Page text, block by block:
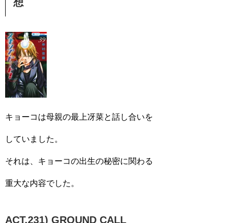
キョーコは母親の最上冴菜と話し合いを
していました。
それは、キョーコの出生の秘密に関わる
重大な内容でした。
ACT.231) GROUND CALL